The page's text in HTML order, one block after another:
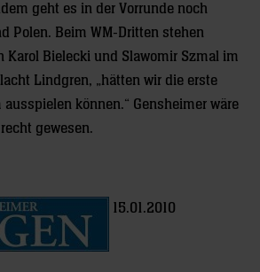
geht es in der Vorrunde noch
Polen. Beim WM-Dritten stehen
Karol Bielecki und Slawomir Szmal im
Lindgren, „hätten wir die erste
können.“ Gensheimer wäre
gewesen.
15.01.2010